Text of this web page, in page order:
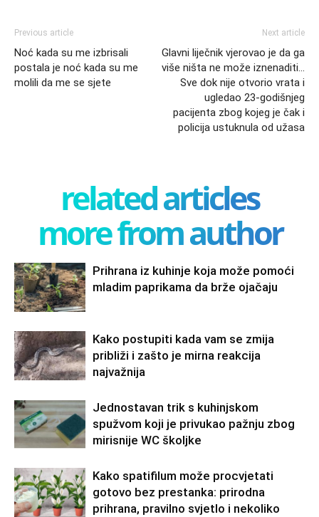
Previous article
Noć kada su me izbrisali
postala je noć kada su me
molili da me se sjete
Next article
Glavni liječnik vjerovao je da ga
više ništa ne može iznenaditi…
Sve dok nije otvorio vrata i
ugledao 23-godišnjeg
pacijenta zbog kojeg je čak i
policija ustuknula od užasa
related articles
more from author
Prihrana iz kuhinje koja može pomoći
mladim paprikama da brže ojačaju
Kako postupiti kada vam se zmija
približi i zašto je mirna reakcija
najvažnija
Jednostavan trik s kuhinjskom
spužvom koji je privukao pažnju zbog
mirisnije WC školjke
Kako spatifilum može procvjetati
gotovo bez prestanka: prirodna
prihrana, pravilno svjetlo i nekoliko